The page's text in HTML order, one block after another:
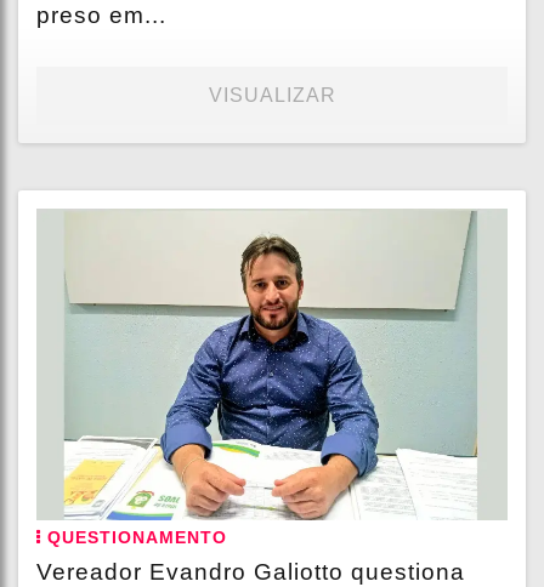
preso em...
VISUALIZAR
QUESTIONAMENTO
Vereador Evandro Galiotto questiona